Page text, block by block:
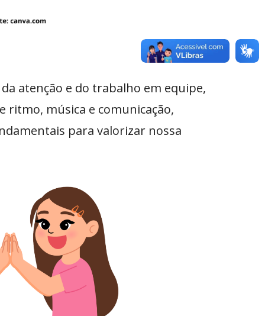
atenção e do trabalho em equipe,
ritmo, música e comunicação,
para valorizar nossa